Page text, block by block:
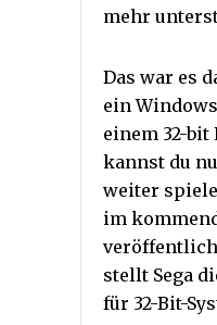
mehr
Das war es
ein
einem 32-bit
kannst du
weiter
im
stellt Sega
für 32-Bit-